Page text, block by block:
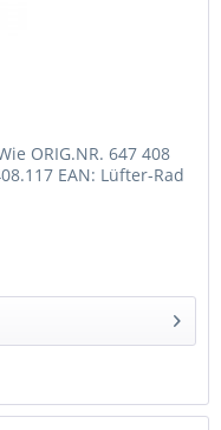
ORIG.NR. 647 408
EAN: Lüfter-Rad